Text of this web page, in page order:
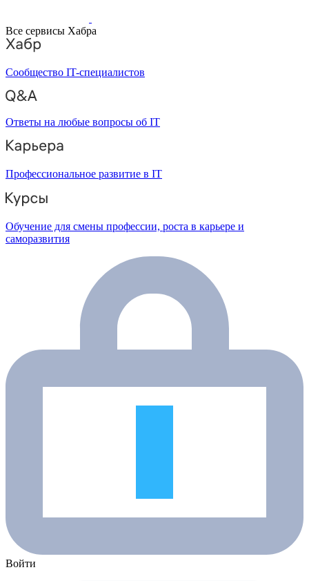
Все сервисы Хабра
Сообщество IT-специалистов
Ответы на любые вопросы об IT
Профессиональное развитие в IT
Обучение для смены профессии, роста в карьере и
саморазвития
Войти